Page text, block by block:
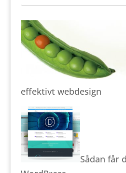
effektivt webdesign
Sådan får